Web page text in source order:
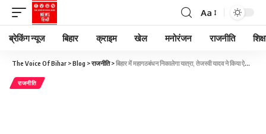
Aa
ब्रेकिंग न्यूज बिहार क्राइम खेल मनोरंजन राजनीति
The Voice Of Bihar >Blog >राजनीति>बिहार में महागठबंधन निकालेगा यात्रा, तेजस्वी यादव ने किया ऐलान, राहुल गांधी भी होंगे शामिल
राजनीति